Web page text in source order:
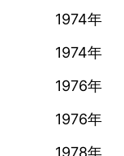
1974
1974
1976
1976
1978